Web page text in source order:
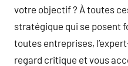
votre objectif ? À toutes
stratégique qui se posent
toutes entreprises,
regard critique et vous